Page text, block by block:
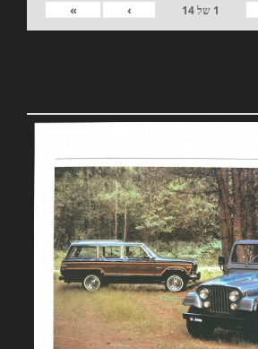
1 של14
›
»